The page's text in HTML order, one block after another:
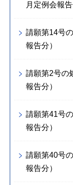
月定例会報告
請願第14号
報告分）
請願第2号の
報告分）
請願第41号
報告分）
請願第40号
報告分）